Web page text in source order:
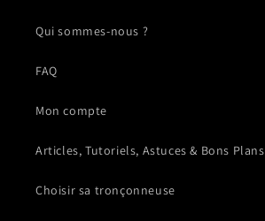
Qui sommes-nous ?
FAQ
Mon compte
Articles, Tutoriels, Astuces & Bons Plans
Choisir sa tronçonneuse